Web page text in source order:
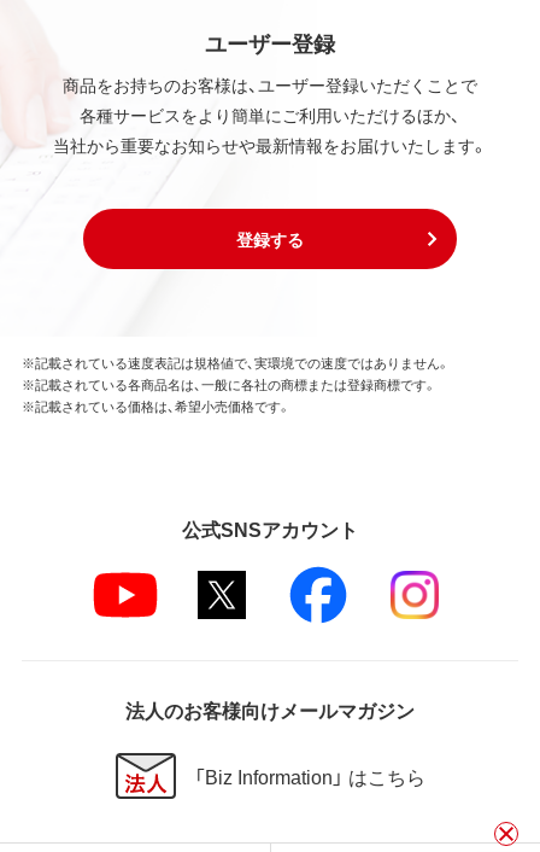
ユーザー登録
商品をお持ちのお客様は、ユーザー登録いただくことで
各種サービスをより簡単にご利用いただけるほか、
当社から重要なお知らせや最新情報をお届けいたします。
登録する
※記載されている速度表記は規格値で、実環境での速度ではありません。
※記載されている各商品名は、一般に各社の商標または登録商標です。
※記載されている価格は、希望小売価格です。
公式SNSアカウント
法人のお客様向けメールマガジン
「Biz Information」 はこちら